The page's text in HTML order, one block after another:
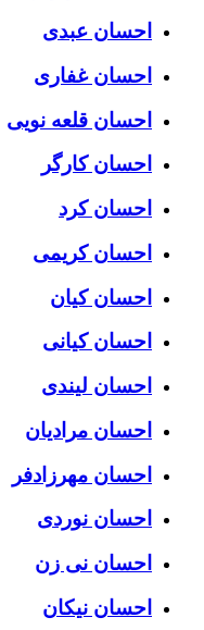
احسان عبدی
احسان غفاری
احسان قلعه نویی
احسان کارگر
احسان کرد
احسان کریمی
احسان کیان
احسان کیانی
احسان لیندی
احسان مرادیان
احسان مهرزادفر
احسان نوردی
احسان نی زن
احسان نیکان